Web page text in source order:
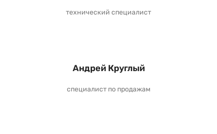
технический специалист
Андрей Круглый
специалист по продажам